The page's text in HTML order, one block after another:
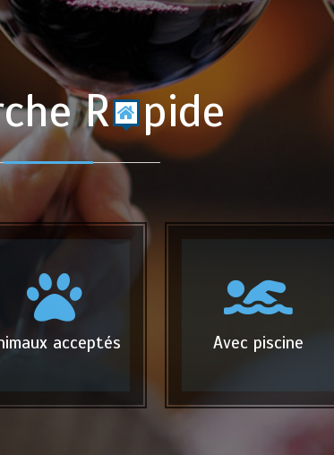
R pide
acceptés Avec piscine